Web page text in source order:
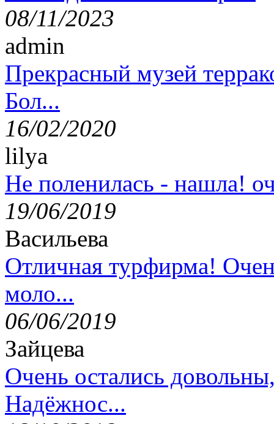
08/11/2023
admin
Прекрасный музей
Бол...
16/02/2020
lilya
Не поленилась - нашла!
19/06/2019
Васильева
Отличная турфирма!
моло...
06/06/2019
Зайцева
Очень остались
Надёжнос...